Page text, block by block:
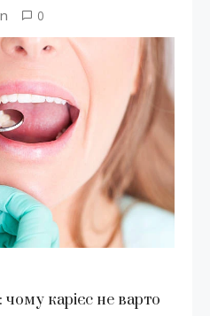
0
карієс не варто